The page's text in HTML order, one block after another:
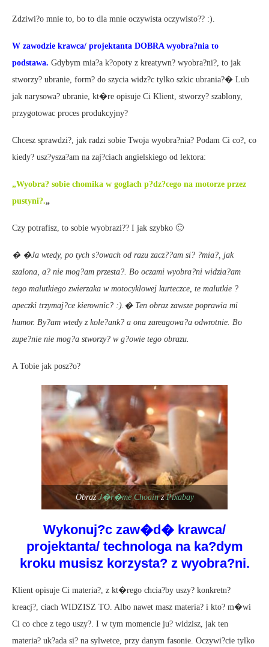
Zdziwi?o mnie to, bo to dla mnie oczywista oczywisto?? :).
W zawodzie krawca/ projektanta DOBRA wyobra?nia to
podstawa. Gdybym mia?a k?opoty z kreatywn? wyobra?ni?, to jak
stworzy? ubranie, form? do szycia widz?c tylko szkic ubrania?� Lub
jak narysowa? ubranie, kt�re opisuje Ci Klient, stworzy? szablony,
przygotowac proces produkcyjny?
Chcesz sprawdzi?, jak radzi sobie Twoja wyobra?nia? Podam Ci co?, co
kiedy? usz?ysza?am na zaj?ciach angielskiego od lektora:
„Wyobra? sobie chomika w goglach p?dz?cego na motorze przez
pustyni?.„
Czy potrafisz, to sobie wyobrazi?? I jak szybko 🙂
� �Ja wtedy, po tych s?owach od razu zacz??am si? ?mia?, jak
szalona, a? nie mog?am przesta?. Bo oczami wyobra?ni widzia?am
tego malutkiego zwierzaka w motocyklowej kurteczce, te malutkie ?
apeczki trzymaj?ce kierownic? :).� Ten obraz zawsze poprawia mi
humor. By?am wtedy z kole?ank? a ona zareagowa?a odwrotnie. Bo
zupe?nie nie mog?a stworzy? w g?owie tego obrazu.
A Tobie jak posz?o?
ObrazJ�r�me ChoainzPixabay
Wykonuj?c zaw�d� krawca/
projektanta/ technologa na ka?dym
kroku musisz korzysta? z wyobra?ni.
Klient opisuje Ci materia?, z kt�rego chcia?by uszy? konkretn?
kreacj?, ciach WIDZISZ TO. Albo nawet masz materia? i kto? m�wi
Ci co chce z tego uszy?. I w tym momencie ju? widzisz, jak ten
materia? uk?ada si? na sylwetce, przy danym fasonie. Oczywi?cie tylko